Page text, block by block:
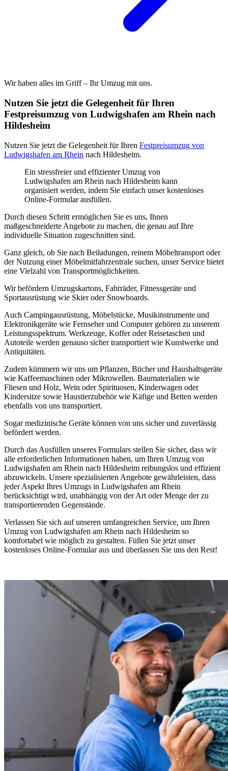
Wir haben alles im Griff – Ihr Umzug mit uns.
Nutzen Sie jetzt die Gelegenheit für Ihren
Festpreisumzug von Ludwigshafen am Rhein nach
Hildesheim
Nutzen Sie jetzt die Gelegenheit für Ihren Festpreisumzug von
Ludwigshafen am Rhein nach Hildesheim.
Ein stressfreier und effizienter Umzug von
Ludwigshafen am Rhein nach Hildesheim kann
organisiert werden, indem Sie einfach unser kostenloses
Online-Formular ausfüllen.
Durch diesen Schritt ermöglichen Sie es uns, Ihnen
maßgeschneiderte Angebote zu machen, die genau auf Ihre
individuelle Situation zugeschnitten sind.
Ganz gleich, ob Sie nach Beiladungen, reinem Möbeltransport oder
der Nutzung einer Möbelmitfahrzentrale suchen, unser Service bietet
eine Vielzahl von Transportmöglichkeiten.
Wir befördern Umzugskartons, Fahrräder, Fitnessgeräte und
Sportausrüstung wie Skier oder Snowboards.
Auch Campingausrüstung, Möbelstücke, Musikinstrumente und
Elektronikgeräte wie Fernseher und Computer gehören zu unserem
Leistungsspektrum. Werkzeuge, Koffer oder Reisetaschen und
Autoteile werden genauso sicher transportiert wie Kunstwerke und
Antiquitäten.
Zudem kümmern wir uns um Pflanzen, Bücher und Haushaltsgeräte
wie Kaffeemaschinen oder Mikrowellen. Baumaterialien wie
Fliesen und Holz, Wein oder Spirituosen, Kinderwagen oder
Kindersitze sowie Haustierzubehör wie Käfige und Betten werden
ebenfalls von uns transportiert.
Sogar medizinische Geräte können von uns sicher und zuverlässig
befördert werden.
Durch das Ausfüllen unseres Formulars stellen Sie sicher, dass wir
alle erforderlichen Informationen haben, um Ihren Umzug von
Ludwigshafen am Rhein nach Hildesheim reibungslos und effizient
abzuwickeln. Unsere spezialisierten Angebote gewährleisten, dass
jeder Aspekt Ihres Umzugs in Ludwigshafen am Rhein
berücksichtigt wird, unabhängig von der Art oder Menge der zu
transportierenden Gegenstände.
Verlassen Sie sich auf unseren umfangreichen Service, um Ihren
Umzug von Ludwigshafen am Rhein nach Hildesheim so
komfortabel wie möglich zu gestalten. Füllen Sie jetzt unser
kostenloses Online-Formular aus und überlassen Sie uns den Rest!